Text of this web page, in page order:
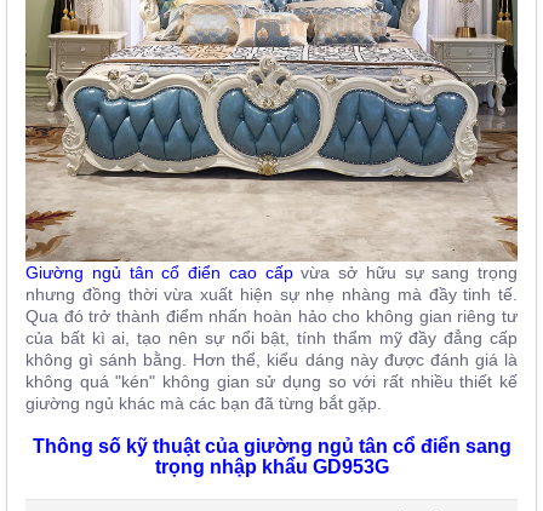
Giường ngủ tân cổ điển cao cấpvừa sở hữu sự sang trọng
nhưng đồng thời vừa xuất hiện sự nhẹ nhàng mà đầy tinh tế.
Qua đó trở thành điểm nhấn hoàn hảo cho không gian riêng tư
của bất kì ai, tạo nên sự nổi bật, tính thẩm mỹ đầy đẳng cấp
không gì sánh bằng. Hơn thể, kiểu dáng này được đánh giá là
không quá "kén" không gian sử dụng so với rất nhiều thiết kế
giường ngủ khác mà các bạn đã từng bắt gặp.
Thông số kỹ thuật của giường ngủ tân cổ điển sang
trọng nhập khẩu GD953G